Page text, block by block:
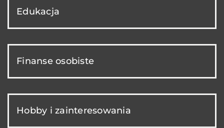
Edukacja
Finanse osobiste
Hobby i zainteresowania